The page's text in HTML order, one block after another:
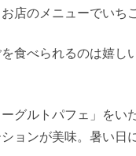
店のメニューでいち
食べられるのは嬉し
グルトパフェ」をい
ョンが美味。暑い日